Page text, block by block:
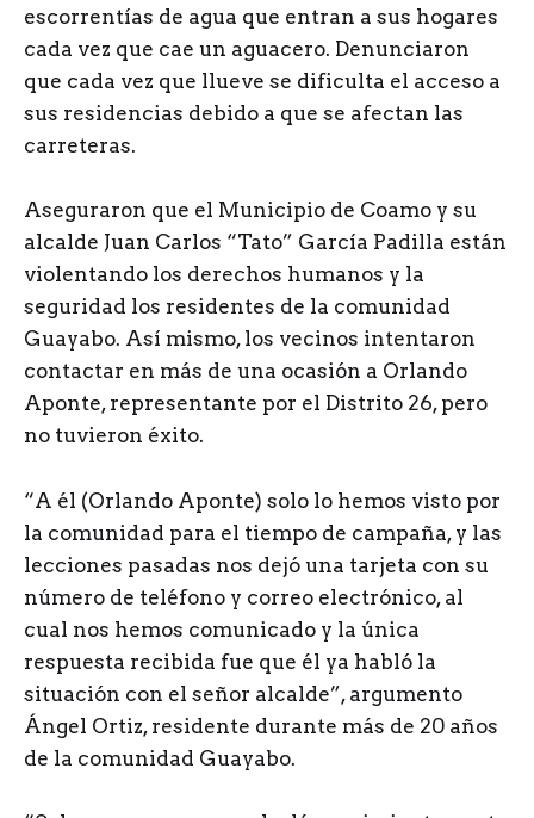
escorrentías de agua que entran a sus hogares
cada vez que cae un aguacero. Denunciaron
que cada vez que llueve se dificulta el acceso a
sus residencias debido a que se afectan las
carreteras.
Aseguraron que el Municipio de Coamo y su
alcalde Juan Carlos “Tato” García Padilla están
violentando los derechos humanos y la
seguridad los residentes de la comunidad
Guayabo. Así mismo, los vecinos intentaron
contactar en más de una ocasión a Orlando
Aponte, representante por el Distrito 26, pero
no tuvieron éxito.
“A él (Orlando Aponte) solo lo hemos visto por
la comunidad para el tiempo de campaña, y las
lecciones pasadas nos dejó una tarjeta con su
número de teléfono y correo electrónico, al
cual nos hemos comunicado y la única
respuesta recibida fue que él ya habló la
situación con el señor alcalde”, argumento
Ángel Ortiz, residente durante más de 20 años
de la comunidad Guayabo.